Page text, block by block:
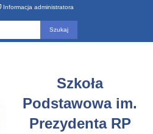
Informacja administratora
Szkoła
Podstawowa im.
Prezydenta RP